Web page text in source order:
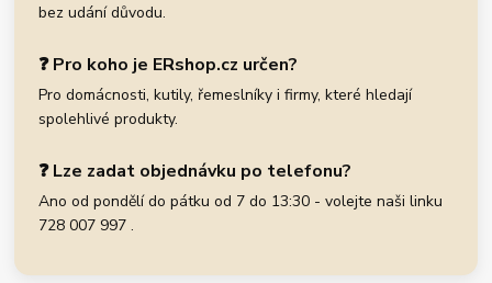
bez udání důvodu.
❓ Pro koho je ERshop.cz určen?
Pro domácnosti, kutily, řemeslníky i firmy, které hledají
spolehlivé produkty.
❓ Lze zadat objednávku po telefonu?
Ano od pondělí do pátku od 7 do 13:30 - volejte naši linku
728 007 997 .